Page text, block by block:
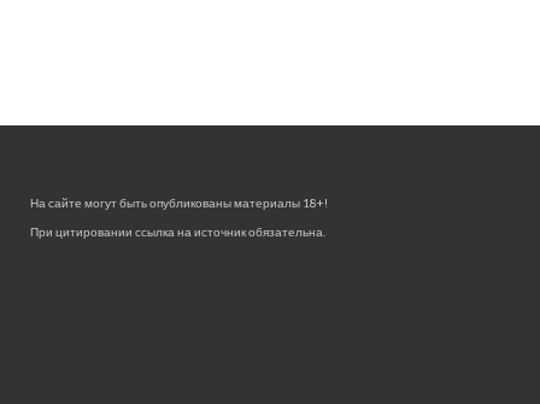
На сайте могут быть опубликованы материалы 18+!
При цитировании ссылка на источник обязательна.